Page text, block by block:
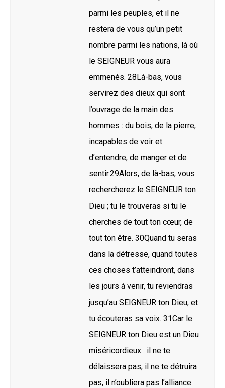
parmi les peuples, et il ne
restera de vous qu’un petit
nombre parmi les nations, là où
le SEIGNEUR vous aura
emmenés. 28Là-bas, vous
servirez des dieux qui sont
l’ouvrage de la main des
hommes : du bois, de la pierre,
incapables de voir et
d’entendre, de manger et de
sentir.29Alors, de là-bas, vous
rechercherez le SEIGNEUR ton
Dieu ; tu le trouveras si tu le
cherches de tout ton cœur, de
tout ton être. 30Quand tu seras
dans la détresse, quand toutes
ces choses t’atteindront, dans
les jours à venir, tu reviendras
jusqu’au SEIGNEUR ton Dieu, et
tu écouteras sa voix. 31Car le
SEIGNEUR ton Dieu est un Dieu
miséricordieux : il ne te
délaissera pas, il ne te détruira
pas, il n’oubliera pas l’alliance